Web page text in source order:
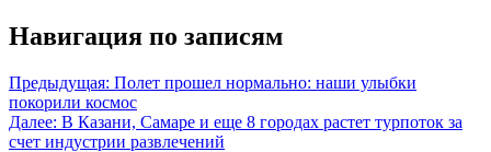
Навигация по записям
Предыдущая: Полет прошел нормально: наши улыбки
покорили космос
Далее: В Казани, Самаре и еще 8 городах растет турпоток за
счет индустрии развлечений